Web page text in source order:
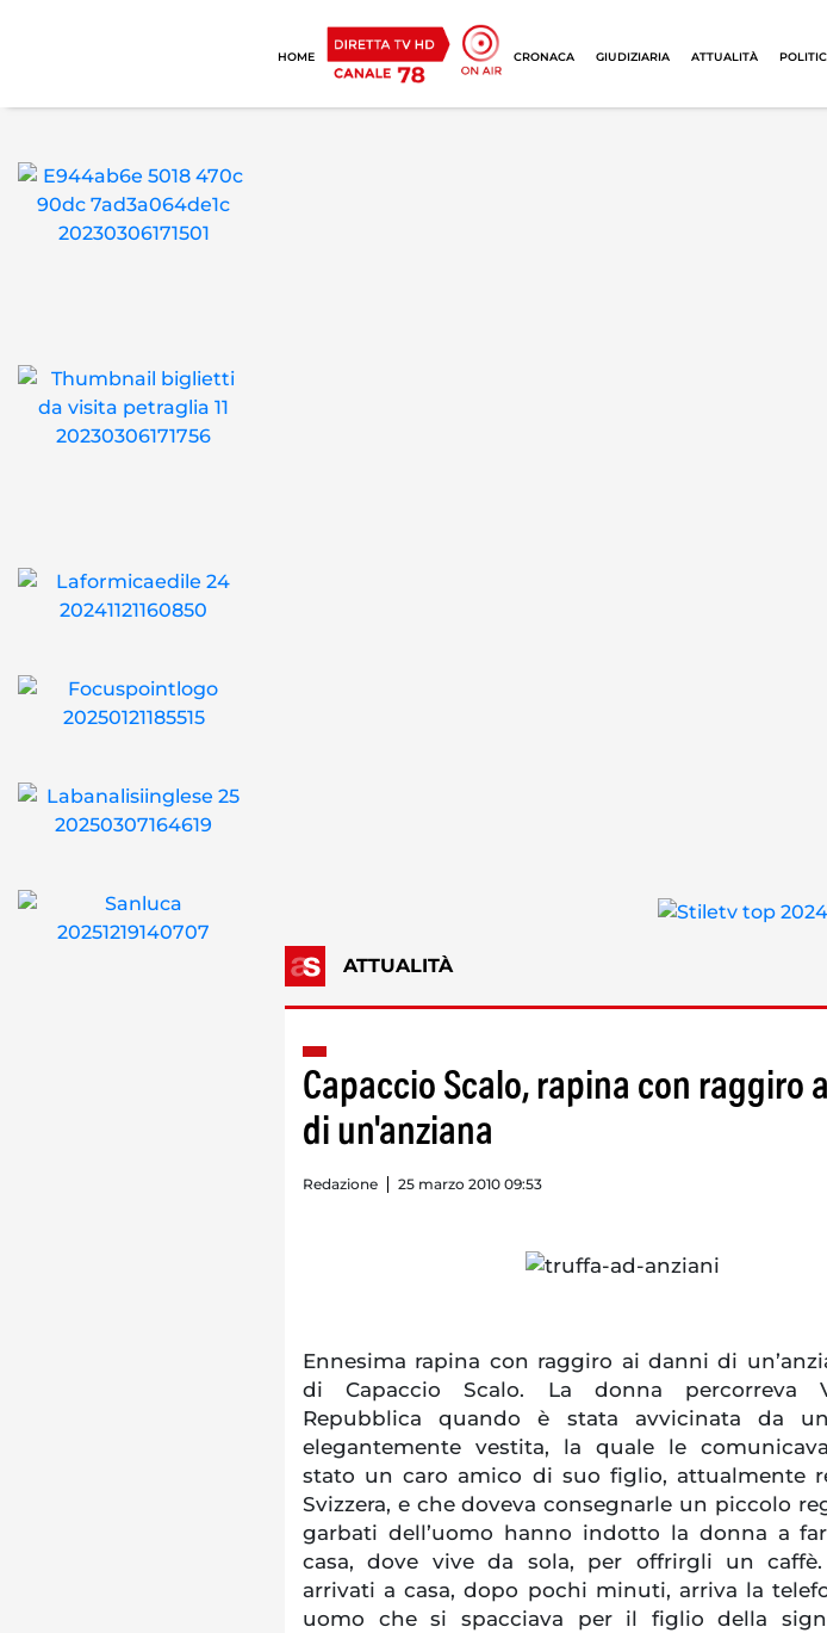
HOME CRONACA GIUDIZIARIA ATTUALITÀ
ATTUALITÀ
Capaccio Scalo, rapina con raggiro
di un'anziana
Redazione 25 marzo 2010 09:53
Ennesima rapina con raggiro ai danni di
di Capaccio Scalo. La donna percorreva
Repubblica quando è stata avvicinata da
elegantemente vestita, la quale le
stato un caro amico di suo figlio, attualmente
Svizzera, e che doveva consegnarle un piccolo
garbati dell’uomo hanno indotto la donna a
casa, dove vive da sola, per offrirgli un
arrivati a casa, dopo pochi minuti, arriva la
uomo che si spacciava per il figlio della